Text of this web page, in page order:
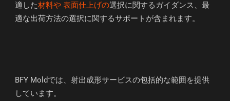
適した材料や 表面仕上げの選択に関するガイダンス、最
適な出荷方法の選択に関するサポートが含まれます。
BFY Moldでは、射出成形サービスの包括的な範囲を提供
しています。